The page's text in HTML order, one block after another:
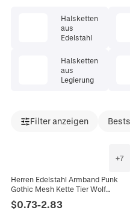
Halsketten
aus
Edelstahl
Halsketten
aus
Legierung
Filter anzeigen
+7
Herren Edelstahl Armband Punk
Gothic Mesh Kette Tier Wolf
Schmuck Vintage Retro Accessoire
$0.73-2.83